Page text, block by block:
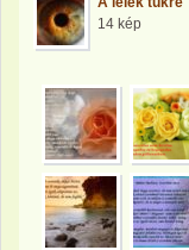
14 kép